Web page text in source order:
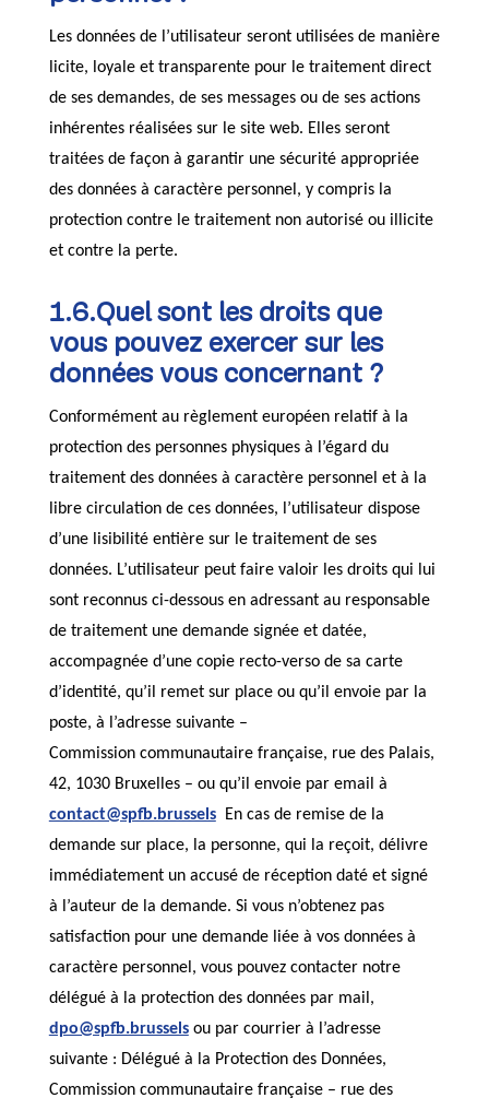
Les données de l’utilisateur seront utilisées de manière
licite, loyale et transparente pour le traitement direct
de ses demandes, de ses messages ou de ses actions
inhérentes réalisées sur le site web. Elles seront
traitées de façon à garantir une sécurité appropriée
des données à caractère personnel, y compris la
protection contre le traitement non autorisé ou illicite
et contre la perte.
1.6.Quel sont les droits que
vous pouvez exercer sur les
données vous concernant ?
Conformément au règlement européen relatif à la
protection des personnes physiques à l’égard du
traitement des données à caractère personnel et à la
libre circulation de ces données, l’utilisateur dispose
d’une lisibilité entière sur le traitement de ses
données. L’utilisateur peut faire valoir les droits qui lui
sont reconnus ci-dessous en adressant au responsable
de traitement une demande signée et datée,
accompagnée d’une copie recto-verso de sa carte
d’identité, qu’il remet sur place ou qu’il envoie par la
poste, à l’adresse suivante –
Commission communautaire française, rue des Palais,
42, 1030 Bruxelles – ou qu’il envoie par email à
contact@spfb.brusselsEn cas de remise de la
demande sur place, la personne, qui la reçoit, délivre
immédiatement un accusé de réception daté et signé
à l’auteur de la demande. Si vous n’obtenez pas
satisfaction pour une demande liée à vos données à
caractère personnel, vous pouvez contacter notre
délégué à la protection des données par mail,
dpo@spfb.brusselsou par courrier à l’adresse
suivante : Délégué à la Protection des Données,
Commission communautaire française – rue des